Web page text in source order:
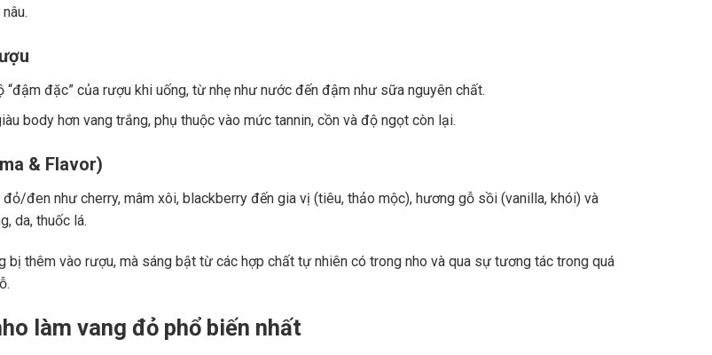
“đậm đặc” của rượu khi uống, từ nhẹ như nước đến đậm như sữa nguyên chất.
body hơn vang trắng, phụ thuộc vào mức tannin, cồn và độ ngọt còn lại.
& Flavor)
đen như cherry, mâm xôi, blackberry đến gia vị (tiêu, thảo mộc), hương gỗ sồi (vanilla, khói) và
da, thuốc lá.
bị thêm vào rượu, mà sáng bật từ các hợp chất tự nhiên có trong nho và qua sự tương tác trong quá
làm vang đỏ phổ biến nhất